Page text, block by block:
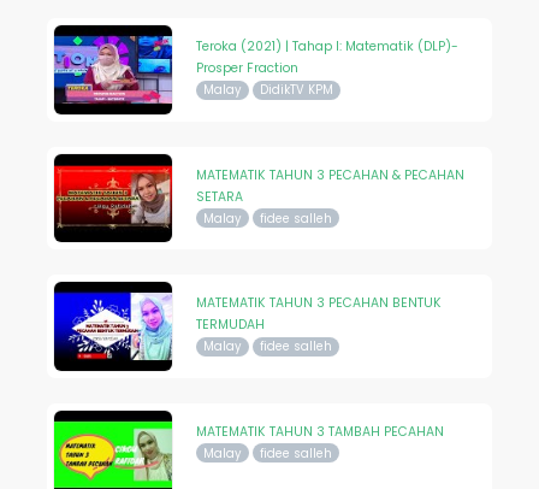
Teroka (2021) | Tahap I: Matematik (DLP)-
Prosper Fraction
Malay DidikTV KPM
MATEMATIK TAHUN 3 PECAHAN & PECAHAN
SETARA
Malay fidee salleh
MATEMATIK TAHUN 3 PECAHAN BENTUK
TERMUDAH
Malay fidee salleh
MATEMATIK TAHUN 3 TAMBAH PECAHAN
Malay fidee salleh